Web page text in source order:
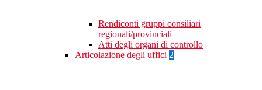
Rendiconti gruppi consiliari
regionali/provinciali
Atti degli organi di controllo
Articolazione degli uffici 2